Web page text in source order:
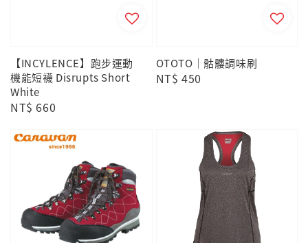
【INCYLENCE】跑步運動
機能短襪 Disrupts Short
White
Regular
NT$ 660
OTOTO｜骷髏調味刷
Regular
NT$ 450